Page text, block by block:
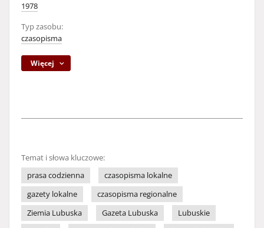
1978
Typ zasobu:
czasopisma
Więcej
Temat i słowa kluczowe:
prasa codzienna
czasopisma lokalne
gazety lokalne
czasopisma regionalne
Ziemia Lubuska
Gazeta Lubuska
Lubuskie